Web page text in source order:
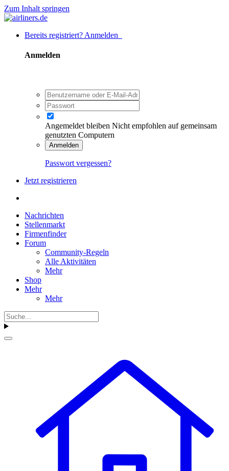
Zum Inhalt springen
Bereits registriert? Anmelden
Anmelden
Angemeldet bleiben Nicht empfohlen auf gemeinsam
genutzten Computern
Anmelden
Passwort vergessen?
Jetzt registrieren
Nachrichten
Stellenmarkt
Firmenfinder
Forum
Community-Regeln
Alle Aktivitäten
Mehr
Shop
Mehr
Mehr